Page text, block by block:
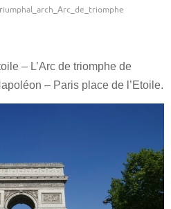
– L’Arc de triomphe de
– Paris place de l’Etoile.